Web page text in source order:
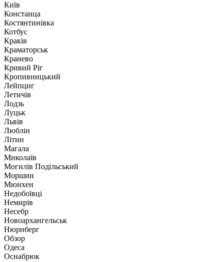
Київ
Констанца
Костянтинівка
Котбус
Краків
Краматорськ
Кранево
Кривий Ріг
Кропивницький
Лейпциг
Летичів
Лодзь
Луцьк
Львів
Люблін
Літин
Магала
Миколаїв
Могилів Подільський
Моршин
Мюнхен
Недобоївці
Немирів
Несебр
Новоархангельськ
Нюрнберг
Обзор
Одеса
Оснабрюк